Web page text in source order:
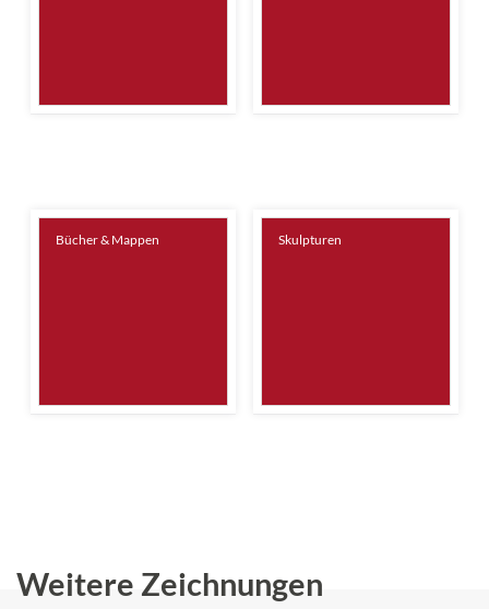
Bücher & Mappen Skulpturen
Weitere Zeichnungen